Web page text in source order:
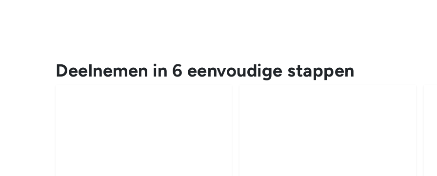
Deelnemen in 6 eenvoudige stappen